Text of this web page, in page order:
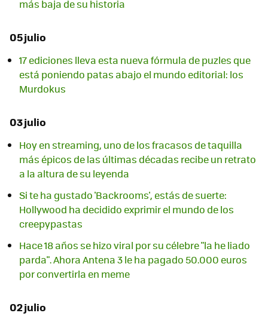
más baja de su historia
05 julio
17 ediciones lleva esta nueva fórmula de puzles que
está poniendo patas abajo el mundo editorial: los
Murdokus
03 julio
Hoy en streaming, uno de los fracasos de taquilla
más épicos de las últimas décadas recibe un retrato
a la altura de su leyenda
Si te ha gustado 'Backrooms', estás de suerte:
Hollywood ha decidido exprimir el mundo de los
creepypastas
Hace 18 años se hizo viral por su célebre "la he liado
parda". Ahora Antena 3 le ha pagado 50.000 euros
por convertirla en meme
02 julio